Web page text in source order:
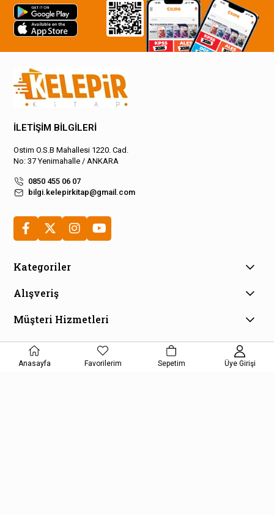
İLETİŞİM BİLGİLERİ
Ostim O.S.B Mahallesi 1220. Cad.
No: 37 Yenimahalle / ANKARA
0850 455 06 07
bilgi.kelepirkitap@gmail.com
Kategoriler
Alışveriş
Müşteri Hizmetleri
E-Bülten Aboneliği
Kampanya ve fırsatlardan haberdar olmak için e-bültenimize
kayıt olun!
Anasayfa Favorilerim Sepetim Üye Girişi